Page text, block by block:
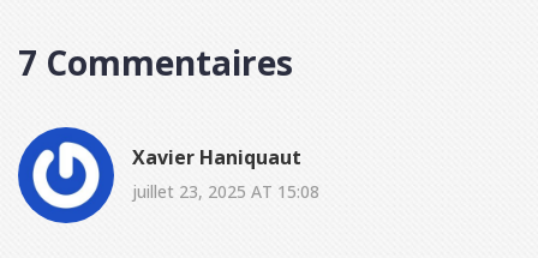
7 Commentaires
Xavier Haniquaut
juillet 23, 2025 AT 15:08